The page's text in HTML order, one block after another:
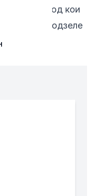
лица, од кои
одзеле